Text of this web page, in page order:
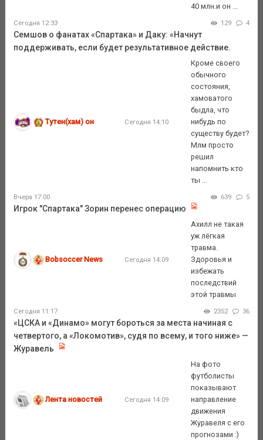
40 млн.и он ...
Сегодня 12:33 129 4
Семшов о фанатах «Спартака» и Даку: «Начнут
поддерживать, если будет результативное действие.
Тутен(хам) он Сегодня 14:10
Кроме своего
обычного
состояния,
хамоватого
быдла, что
нибудь по
существу будет?
Млм просто
решил
напомнить кто
ты ...
Вчера 17:00 639 5
Игрок "Спартака" Зорин перенес операцию
Bobsoccer News Сегодня 14:09
Ахилл не такая
уж лёгкая
травма.
Здоровья и
избежать
последствий
этой травмы
Сегодня 11:17 2352 36
«ЦСКА и «Динамо» могут бороться за места начиная с
четвертого, а «Локомотив», судя по всему, и того ниже» —
Журавель
Лента новостей Сегодня 14:09
На фото
футболисты
показывают
направление
движения
Журавеля с его
прогнозами :)